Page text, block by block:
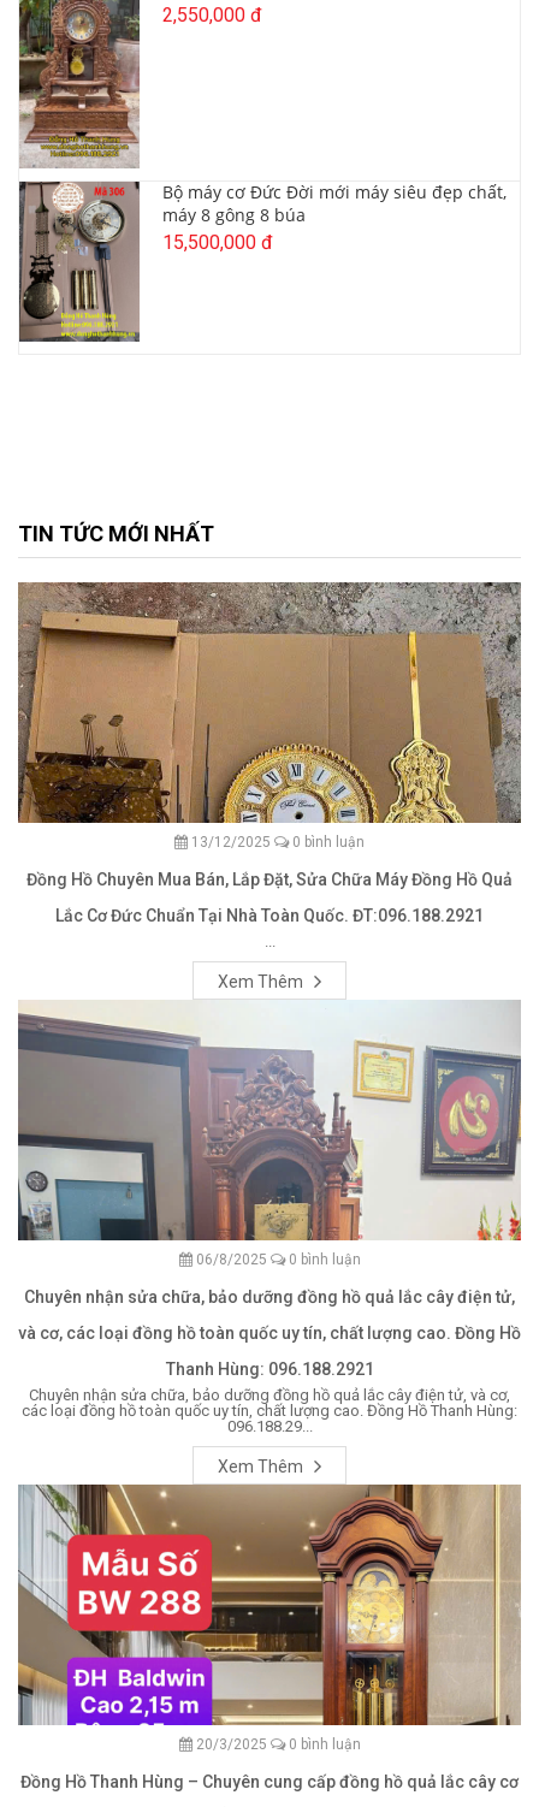
2,550,000 đ
Bộ máy cơ Đức Đời mới máy siêu đẹp chất,
máy 8 gông 8 búa
15,500,000 đ
TIN TỨC MỚI NHẤT
13/12/2025 0 bình luận
Đồng Hồ Chuyên Mua Bán, Lắp Đặt, Sửa Chữa Máy Đồng Hồ Quả
Lắc Cơ Đức Chuẩn Tại Nhà Toàn Quốc. ĐT:096.188.2921
...
Xem Thêm
06/8/2025 0 bình luận
Chuyên nhận sửa chữa, bảo dưỡng đồng hồ quả lắc cây điện tử,
và cơ, các loại đồng hồ toàn quốc uy tín, chất lượng cao. Đồng Hồ
Thanh Hùng: 096.188.2921
Chuyên nhận sửa chữa, bảo dưỡng đồng hồ quả lắc cây điện tử, và cơ,
các loại đồng hồ toàn quốc uy tín, chất lượng cao. Đồng Hồ Thanh Hùng:
096.188.29...
Xem Thêm
20/3/2025 0 bình luận
Đồng Hồ Thanh Hùng – Chuyên cung cấp đồng hồ quả lắc cây cơ